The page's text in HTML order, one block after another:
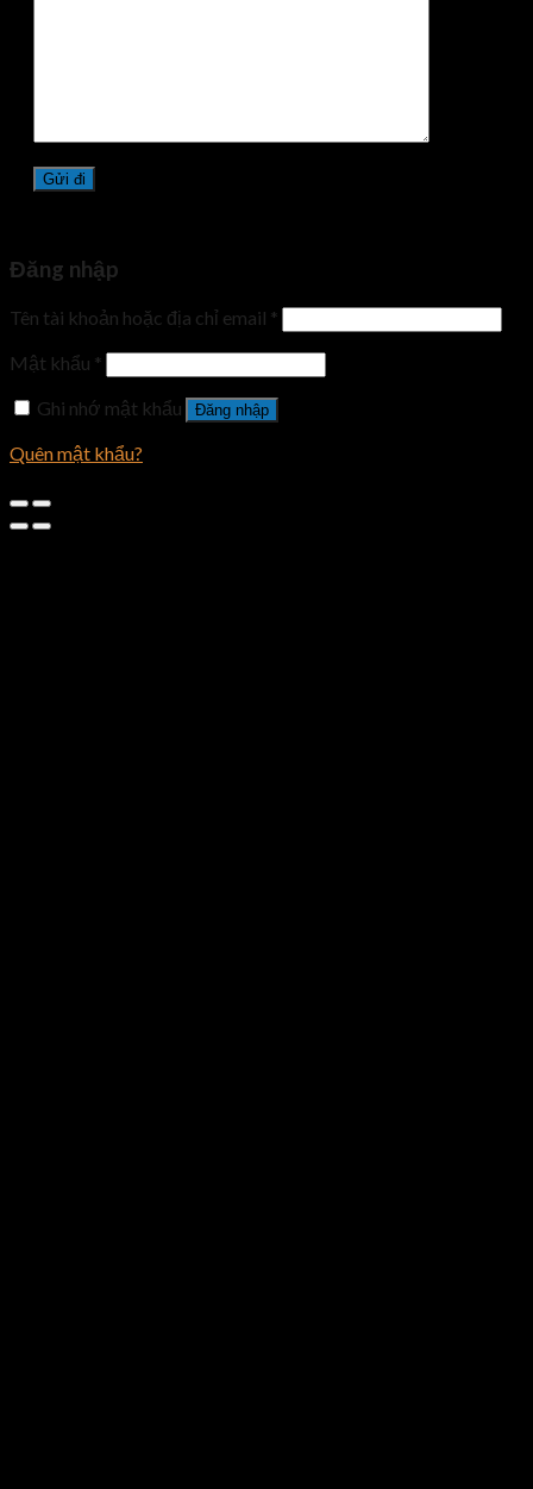
Đăng nhập
Tên tài khoản hoặc địa chỉ email *
Mật khẩu *
Ghi nhớ mật khẩu
Đăng nhập
Quên mật khẩu?